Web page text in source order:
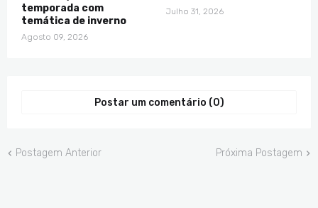
temporada com
temática de inverno
Agosto 09, 2026
Julho 31, 2026
Postar um comentário (0)
Postagem Anterior Próxima Postagem